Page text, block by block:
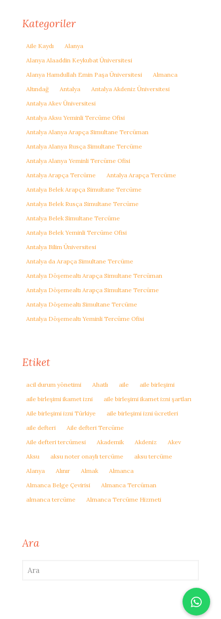
Kategoriler
Aile Kaydı
Alanya
Alanya Alaaddin Keykubat Üniversitesi
Alanya Hamdullah Emin Paşa Üniversitesi
Almanca
Altındağ
Antalya
Antalya Akdeniz Üniversitesi
Antalya Akev Üniversitesi
Antalya Aksu Yeminli Tercüme Ofisi
Antalya Alanya Arapça Simultane Tercüman
Antalya Alanya Rusça Simultane Tercüme
Antalya Alanya Yeminli Tercüme Ofisi
Antalya Arapça Tercüme
Antalya Arapça Tercüme
Antalya Belek Arapça Simultane Tercüme
Antalya Belek Rusça Simultane Tercüme
Antalya Belek Simultane Tercüme
Antalya Belek Yeminli Tercüme Ofisi
Antalya Bilim Üniversitesi
Antalya da Arapça Simultane Tercüme
Antalya Döşemealtı Arapça Simultane Tercüman
Antalya Döşemealtı Arapça Simultane Tercüme
Antalya Döşemealtı Simultane Tercüme
Antalya Döşemealtı Yeminli Tercüme Ofisi
Etiket
acil durum yönetimi Ahatlı aile
aile birleşimi
aile birleşimi ikamet izni
aile birleşimi ikamet izni şartları
Aile birleşimi izni Türkiye
aile birleşimi izni ücretleri
aile defteri
Aile defteri Tercüme
Aile defteri tercümesi
Akademik Akdeniz
Akev
Aksu
aksu noter onaylı tercüme
aksu tercüme
Alanya
Alınır Almak
Almanca
Almanca Belge Çevirisi
Almanca Tercüman
almanca tercüme
Almanca Tercüme Hizmeti
Ara